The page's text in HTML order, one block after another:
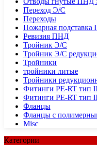
Переход Э/С
Переходы
Пожарная
Ревизия ПНД
Тройник Э/С
Тройник Э/С
Тройники
тройники литые
Тройники
Фитинги PE-RT тип
Фитинги PE-RT тип
Фланцы
Фланцы с
Misc
Категории